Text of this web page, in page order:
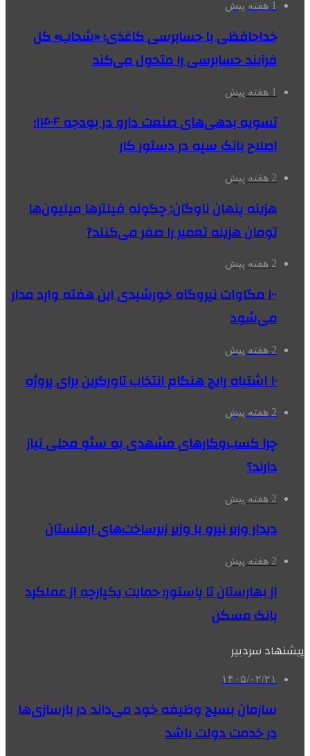
1 هفته پیش
خداحافظی با حسابرسی کاغذی؛ «شحاب» کل
فرآیند حسابرسی را متحول می‌کند
1 هفته پیش
تسویه بدهی‌های صنعت دارو در بودجه ۱۴۰۶؛
اصلاح بانک سپه در دستور کار
2 هفته پیش
هزینه پنهان ناوگان: چگونه فیلترها میلیون‌ها
تومان هزینه تعمیر را صفر می‌کنند?
2 هفته پیش
۱۰۰ مگاوات نیروگاه‌ خورشیدی این هفته وارد مدار
می‌شود
2 هفته پیش
۱۰ اشتباه رایج هنگام انتخاب تاورکرین برای پروژه
2 هفته پیش
چرا کسب‌وکارهای مشهدی به سئو محلی نیاز
دارند؟
2 هفته پیش
دیدار وزیر نیرو با وزیر زیرساخت‌های ارمنستان
2 هفته پیش
از بهارستان تا پاستور؛ حمایت یکپارچه از عملکرد
بانک مسکن
پیشنهاد سردبیر
۱۴۰۵/۰۲/۲۱
سازمان بسیج وظیفه خود می‌داند در بازسازی‌ها
در خدمت دولت باشد